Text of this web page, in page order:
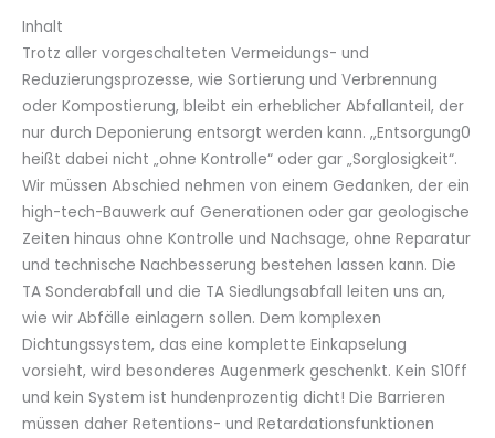
Inhalt
Trotz aller vorgeschalteten Vermeidungs- und
Reduzierungsprozesse, wie Sortierung und Verbrennung
oder Kompostierung, bleibt ein erheblicher Abfallanteil, der
nur durch Deponierung entsorgt werden kann. ,,Entsorgung0
heißt dabei nicht „ohne Kontrolle“ oder gar „Sorglosigkeit“.
Wir müssen Abschied nehmen von einem Gedanken, der ein
high-tech-Bauwerk auf Generationen oder gar geologische
Zeiten hinaus ohne Kontrolle und Nachsage, ohne Reparatur
und technische Nachbesserung bestehen lassen kann. Die
TA Sonderabfall und die TA Siedlungsabfall leiten uns an,
wie wir Abfälle einlagern sollen. Dem komplexen
Dichtungssystem, das eine komplette Einkapselung
vorsieht, wird besonderes Augenmerk geschenkt. Kein S10ff
und kein System ist hundenprozentig dicht! Die Barrieren
müssen daher Retentions- und Retardationsfunktionen